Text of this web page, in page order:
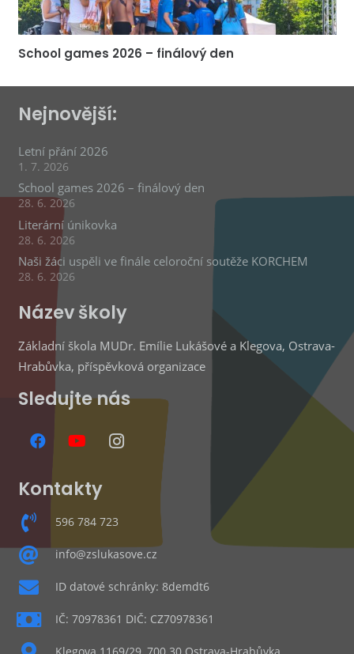
School games 2026 – finálový den
Nejnovější:
Letní přání 2026
1. 7. 2026
School games 2026 – finálový den
28. 6. 2026
Literární únikovka
28. 6. 2026
Naši žáci uspěli ve finále celoroční soutěže KORCHEM
28. 6. 2026
Název školy
Základní škola MUDr. Emílie Lukášové a Klegova, Ostrava-
Hrabůvka, příspěvková organizace
Sledujte nás
Kontakty
596 784 723
info@zslukasove.cz
ID datové schránky: 8demdt6
IČ: 70978361 DIČ: CZ70978361